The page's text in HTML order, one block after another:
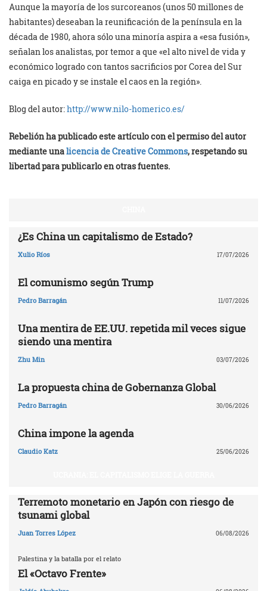
Aunque la mayoría de los surcoreanos (unos 50 millones de
habitantes) deseaban la reunificación de la península en la
década de 1980, ahora sólo una minoría aspira a «esa fusión»,
señalan los analistas, por temor a que «el alto nivel de vida y
económico logrado con tantos sacrificios por Corea del Sur
caiga en picado y se instale el caos en la región».
Blog del autor:http://www.nilo-homerico.es/
Rebelión ha publicado este artículo con el permiso del autor
mediante unalicencia de Creative Commons, respetando su
libertad para publicarlo en otras fuentes.
¿Es China un capitalismo de Estado?
Xulio Ríos 17/07/2026
El comunismo según Trump
Pedro Barragán 11/07/2026
Una mentira de EE.UU. repetida mil veces sigue
siendo una mentira
Zhu Min 03/07/2026
La propuesta china de Gobernanza Global
Pedro Barragán 30/06/2026
China impone la agenda
Claudio Katz 25/06/2026
Terremoto monetario en Japón con riesgo de
tsunami global
Juan Torres López 06/08/2026
Palestina y la batalla por el relato
El «Octavo Frente»